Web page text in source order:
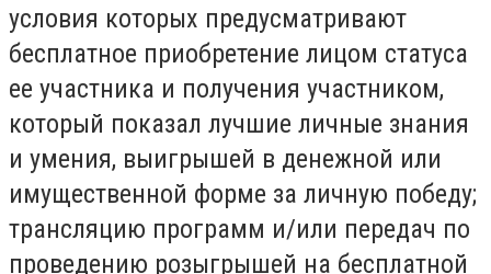
условия которых предусматривают
бесплатное приобретение лицом статуса
ее участника и получения участником,
который показал лучшие личные знания
и умения, выигрышей в денежной или
имущественной форме за личную победу;
трансляцию программ и/или передач по
проведению розыгрышей на бесплатной